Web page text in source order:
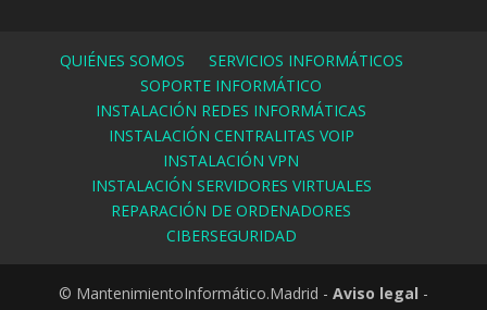
QUIÉNES SOMOS
SERVICIOS INFORMÁTICOS
SOPORTE INFORMÁTICO
INSTALACIÓN REDES INFORMÁTICAS
INSTALACIÓN CENTRALITAS VOIP
INSTALACIÓN VPN
INSTALACIÓN SERVIDORES VIRTUALES
REPARACIÓN DE ORDENADORES
CIBERSEGURIDAD
© MantenimientoInformático.Madrid - Aviso legal -